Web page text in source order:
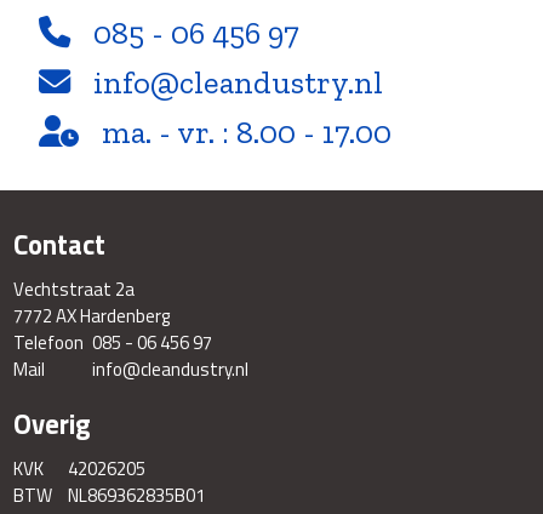
085 - 06 456 97
info@cleandustry.nl
ma. - vr. : 8.00 - 17.00
Contact
Vechtstraat 2a
7772 AX Hardenberg
Telefoon 085 - 06 456 97
Mail
info@cleandustry.nl
Overig
KVK
42026205
BTW NL869362835B01